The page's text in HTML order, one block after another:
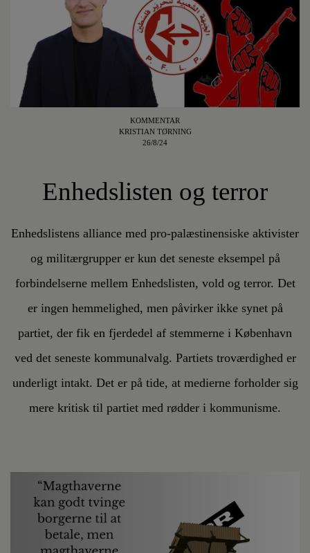
KOMMENTAR
KRISTIAN TØRNING
26/8/24
Enhedslisten og terror
Enhedslistens alliance med pro-palæstinensiske aktivister
og militærgrupper er kun det seneste eksempel på
forbindelserne mellem Enhedslisten, vold og terror. Det
er ingen hemmelighed, men påvirker ikke synet på
partiet, der fik en fjerdedel af stemmerne i København
ved det seneste kommunalvalg. Partiets troværdighed er
underligt intakt. Det er på tide, at medierne forholder sig
mere kritisk til partiet med rødder i kommunisme.